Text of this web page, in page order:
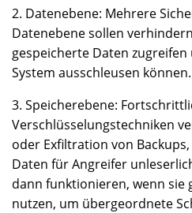
2. Datenebene: Mehrere
Datenebene sollen
gespeicherte Daten
System ausschleusen können.
3. Speicherebene:
Verschlüsselungstechniken
oder Exfiltration von
Daten für Angreifer
dann funktionieren, wenn sie
nutzen, um übergeordnete